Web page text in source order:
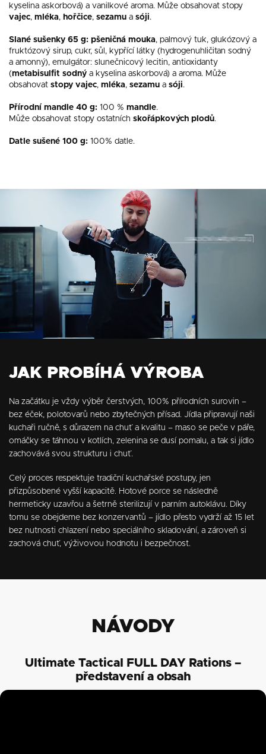
kyselina askorbová) a vanilkové aroma. Může obsahovat stopy
vajec, mléka, hořčice, sezamu a sóji.
Slané sušenky 65 g: pšeničná mouka, palmový tuk, glukózový a
fruktózový sirup, cukr, sůl, kypřící látky (hydrogenuhličitan sodný
a amonný), emulgátor: slunečnicový lecitin, antioxidanty
(metabisulfit sodný a kyselina askorbová) a aroma. Může
obsahovat stopy vajec, mléka, sezamu a sóji.
Přírodní mandle 40 g: 100 % mandle.
Může obsahovat stopy ostatních skořápkových plodů.
Datle sušené 100 g: 100% datle.
JAK PROBÍHÁ VÝROBA
Na začátku je vždy výběr čerstvých, 100% přírodních surovin –
bez éček, polotovarů nebo zbytečných přísad. Jídla připravují naši
kuchaři ručně, s důrazem na chuť a kvalitu – maso se peče v páře,
omáčky se táhnou v kotlích, zelenina se dusí pomalu, a tak si jídlo
zachovává svou strukturu i chuť.
Celý proces respektuje tradiční kuchařské postupy, jen
přizpůsobené vyšší kapacitě. Hotové porce se následně
hermeticky uzavřou a šetrně sterilizují v parním autoklávu. Díky
tomu se obejdeme bez konzervantů – jídlo přesto vydrží až 15 let
bez nutnosti chlazení nebo speciálního skladování, a zároveň si
zachová chuť, výživovou hodnotu i bezpečnost.
NÁVODY
Ultimate Tactical FULL DAY Rations –
představení a obsah